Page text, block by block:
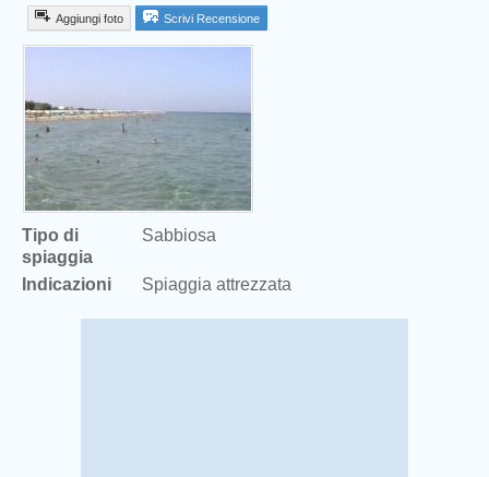
Aggiungi foto Scrivi Recensione
Tipo di
spiaggia
Sabbiosa
Indicazioni Spiaggia attrezzata